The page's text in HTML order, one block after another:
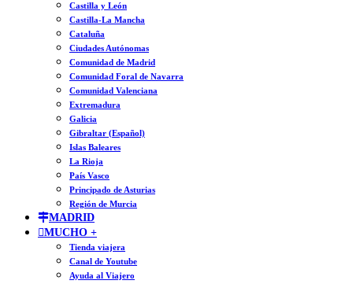
Castilla y León
Castilla-La Mancha
Cataluña
Ciudades Autónomas
Comunidad de Madrid
Comunidad Foral de Navarra
Comunidad Valenciana
Extremadura
Galicia
Gibraltar (Español)
Islas Baleares
La Rioja
País Vasco
Principado de Asturias
Región de Murcia
MADRID
MUCHO +
Tienda viajera
Canal de Youtube
Ayuda al Viajero